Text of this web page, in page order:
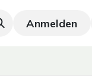
Neu!
Anmelden